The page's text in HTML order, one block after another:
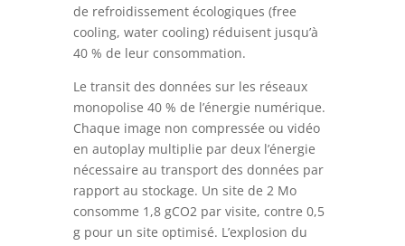
de refroidissement écologiques (free
cooling, water cooling) réduisent jusqu’à
40 % de leur consommation.
Le transit des données sur les réseaux
monopolise 40 % de l’énergie numérique.
Chaque image non compressée ou vidéo
en autoplay multiplie par deux l’énergie
nécessaire au transport des données par
rapport au stockage. Un site de 2 Mo
consomme 1,8 gCO2 par visite, contre 0,5
g pour un site optimisé. L’explosion du